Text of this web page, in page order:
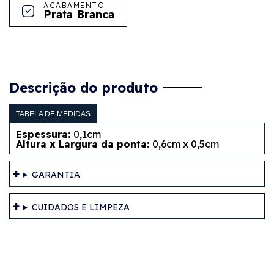
ACABAMENTO
Prata Branca
Descrição do produto
TABELA DE MEDIDAS
Espessura: 0,1cm
Altura x Largura da ponta: 0,6cm x 0,5cm
GARANTIA
CUIDADOS E LIMPEZA